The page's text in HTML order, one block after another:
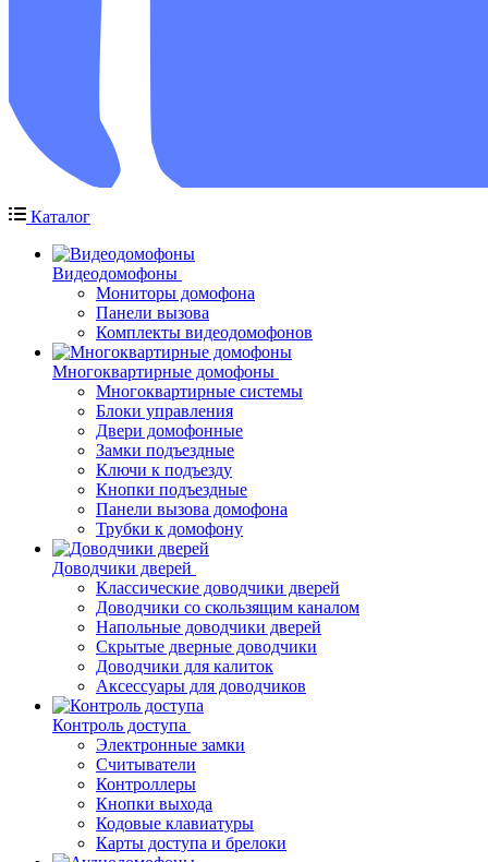
Каталог
Видеодомофоны
Мониторы домофона
Панели вызова
Комплекты видеодомофонов
Многоквартирные домофоны
Многоквартирные системы
Блоки управления
Двери домофонные
Замки подъездные
Ключи к подъезду
Кнопки подъездные
Панели вызова домофона
Трубки к домофону
Доводчики дверей
Классические доводчики дверей
Доводчики со скользящим каналом
Напольные доводчики дверей
Скрытые дверные доводчики
Доводчики для калиток
Аксессуары для доводчиков
Контроль доступа
Электронные замки
Считыватели
Контроллеры
Кнопки выхода
Кодовые клавиатуры
Карты доступа и брелоки